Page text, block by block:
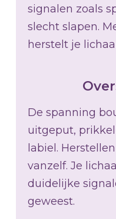
signalen zoals
slecht slapen.
herstelt je
De spanning
uitgeput,
labiel.
vanzelf. Je
duidelijke
geweest.